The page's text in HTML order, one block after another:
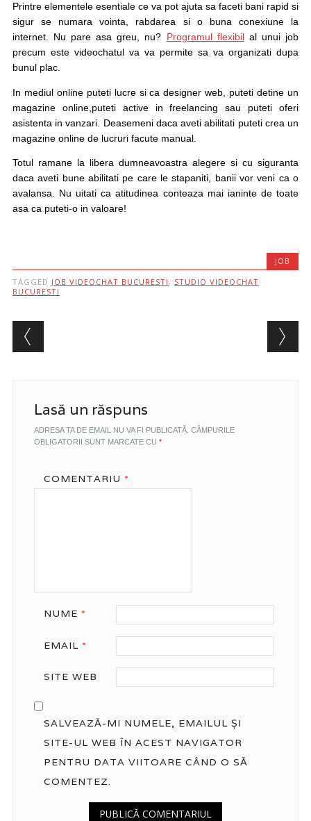
Printre elementele esentiale ce va pot ajuta sa faceti bani rapid si
sigur se numara vointa, rabdarea si o buna conexiune la
internet. Nu pare asa greu, nu? Programul flexibilal unui job
precum este videochatul va va permite sa va organizati dupa
bunul plac.
In mediul online puteti lucre si ca designer web, puteti detine un
magazine online,puteti active in freelancing sau puteti oferi
asistenta in vanzari. Deasemeni daca aveti abilitati puteti crea un
magazine online de lucruri facute manual.
Totul ramane la libera dumneavoastra alegere si cu siguranta
daca aveti bune abilitati pe care le stapaniti, banii vor veni ca o
avalansa. Nu uitati ca atitudinea conteaza mai ianinte de toate
asa ca puteti-o in valoare!
JOB
TAGGED JOB VIDEOCHAT BUCURESTI , STUDIO VIDEOCHAT
BUCURESTI
Post navigation
Lasă un răspuns
ADRESA TA DE EMAIL NU VA FI PUBLICATĂ. CÂMPURILE
OBLIGATORII SUNT MARCATE CU *
COMENTARIU *
NUME *
EMAIL *
SITE WEB
SALVEAZĂ-MI NUMELE, EMAILUL ȘI
SITE-UL WEB ÎN ACEST NAVIGATOR
PENTRU DATA VIITOARE CÂND O SĂ
COMENTEZ.